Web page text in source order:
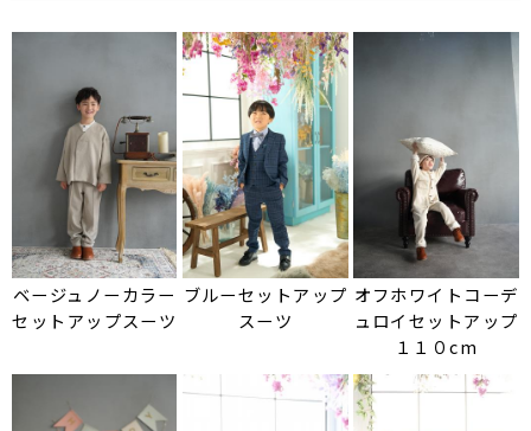
ベージュノーカラー
セットアップスーツ
ブルーセットアップ
スーツ
オフホワイトコーデ
ュロイセットアップ
１１０cm